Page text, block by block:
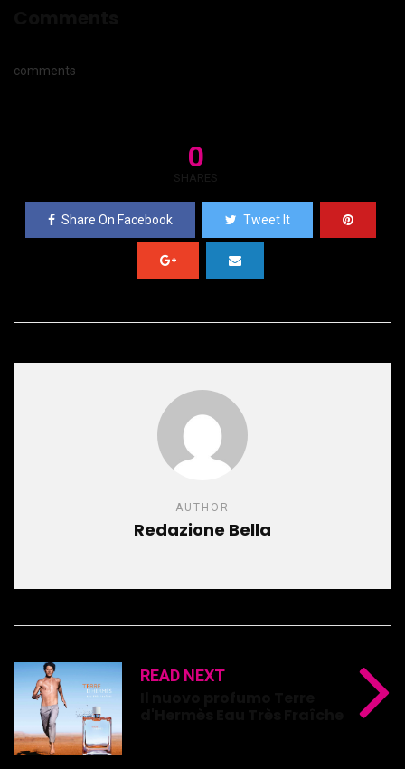
comments
0
SHARES
Share On Facebook Tweet It
AUTHOR
Redazione Bella
READ NEXT